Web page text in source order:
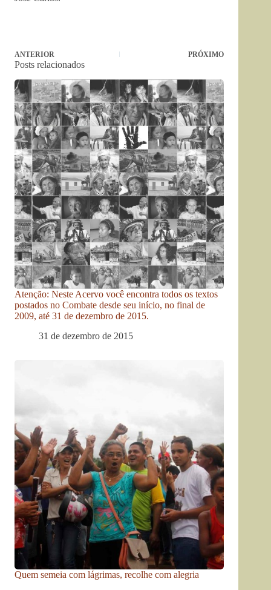
ANTERIOR PRÓXIMO
Posts relacionados
Atenção: Neste Acervo você encontra todos os textos
postados no Combate desde seu início, no final de
2009, até 31 de dezembro de 2015.
31 de dezembro de 2015
Quem semeia com lágrimas, recolhe com alegria